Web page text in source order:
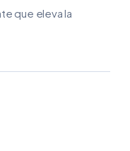
que eleva la